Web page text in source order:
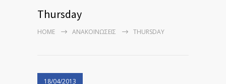
Thursday
HOME ΑΝΑΚΟΙΝΏΣΕΙΣ THURSDAY
18/04/2013